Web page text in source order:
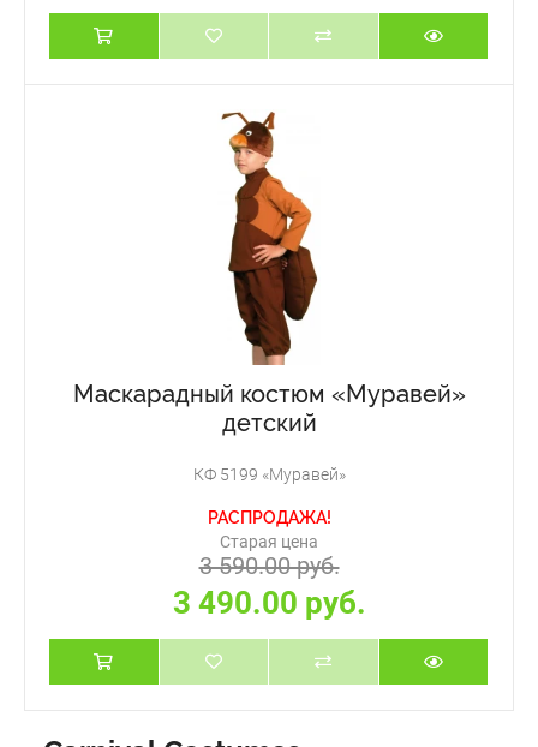
Маскарадный костюм «Муравей»
детский
КФ 5199 «Муравей»
РАСПРОДАЖА!
Старая цена
3 590.00 руб.
3 490.00 руб.